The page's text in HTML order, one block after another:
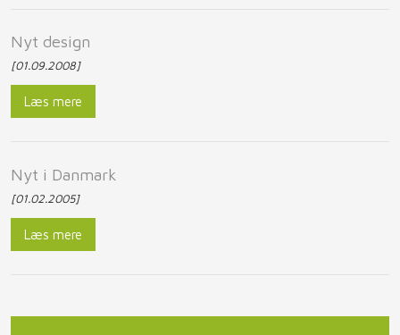
​Nyt design
[01.09.2008]
Læs mere
Nyt i Danmark
[01.02.2005]
Læs mere